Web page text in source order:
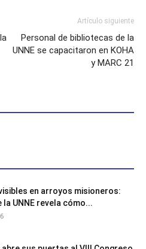
Artículo siguiente
Personal de bibliotecas de la
UNNE se capacitaron en KOHA
y MARC 21
en arroyos misioneros:
UNNE revela cómo...